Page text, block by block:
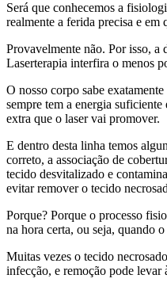
Será que conhecemos a
realmente a ferida precisa e em
Provavelmente não. Por isso, a
Laserterapia interfira o menos
O nosso corpo sabe
sempre tem a energia suficiente
extra que o laser vai promover.
E dentro desta linha temos
correto, a associação de
tecido desvitalizado e
evitar remover o tecido
Porque? Porque o processo
na hora certa, ou seja, quando
Muitas vezes o tecido
infecção, e remoção pode levar